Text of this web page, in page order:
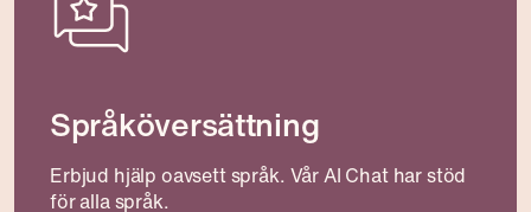
Språköversättning
Erbjud hjälp oavsett språk. Vår AI Chat har stöd
för alla språk.